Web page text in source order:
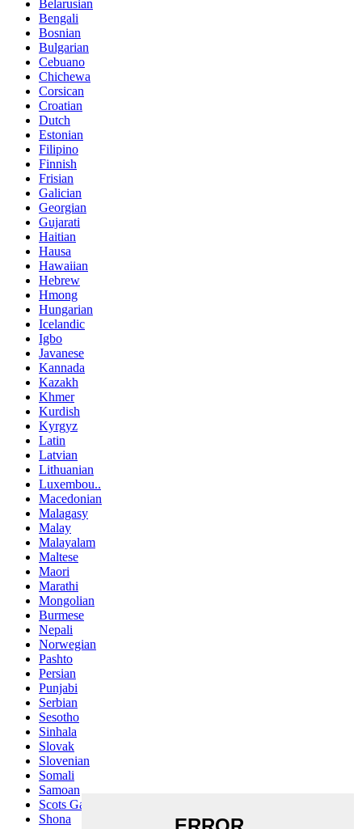
Belarusian
Bengali
Bosnian
Bulgarian
Cebuano
Chichewa
Corsican
Croatian
Dutch
Estonian
Filipino
Finnish
Frisian
Galician
Georgian
Gujarati
Haitian
Hausa
Hawaiian
Hebrew
Hmong
Hungarian
Icelandic
Igbo
Javanese
Kannada
Kazakh
Khmer
Kurdish
Kyrgyz
Latin
Latvian
Lithuanian
Luxembou..
Macedonian
Malagasy
Malay
Malayalam
Maltese
Maori
Marathi
Mongolian
Burmese
Nepali
Norwegian
Pashto
Persian
Punjabi
Serbian
Sesotho
Sinhala
Slovak
Slovenian
Somali
Samoan
Scots Gaelic
Shona